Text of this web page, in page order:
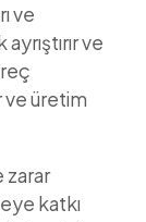
ve
ve
ve üretim
zarar
katkı